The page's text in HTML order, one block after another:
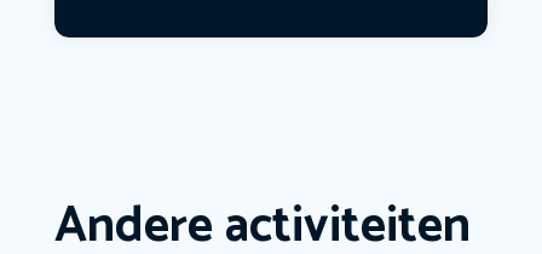
Andere activiteiten